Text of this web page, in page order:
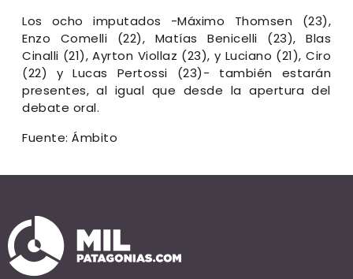
Los ocho imputados -Máximo Thomsen (23),
Enzo Comelli (22), Matías Benicelli (23), Blas
Cinalli (21), Ayrton Viollaz (23), y Luciano (21), Ciro
(22) y Lucas Pertossi (23)- también estarán
presentes, al igual que desde la apertura del
debate oral.
Fuente: Ámbito